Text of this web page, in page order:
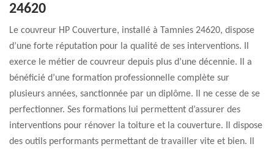
24620
Le couvreur HP Couverture, installé à Tamnies 24620, dispose
d’une forte réputation pour la qualité de ses interventions. Il
exerce le métier de couvreur depuis plus d’une décennie. Il a
bénéficié d’une formation professionnelle complète sur
plusieurs années, sanctionnée par un diplôme. Il ne cesse de se
perfectionner. Ses formations lui permettent d’assurer des
interventions pour rénover la toiture et la couverture. Il dispose
des outils performants permettant de travailler vite et bien. Il